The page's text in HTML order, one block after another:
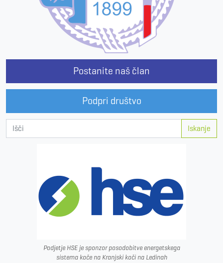
Postanite naš član
Podpri društvo
Iskanje
Podjetje HSE je sponzor posodobitve energetskega
sistema koče na Kranjski koči na Ledinah